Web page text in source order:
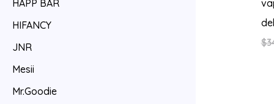
HAPP BAR
HIFANCY
JNR
Mesii
Mr.Goodie
$